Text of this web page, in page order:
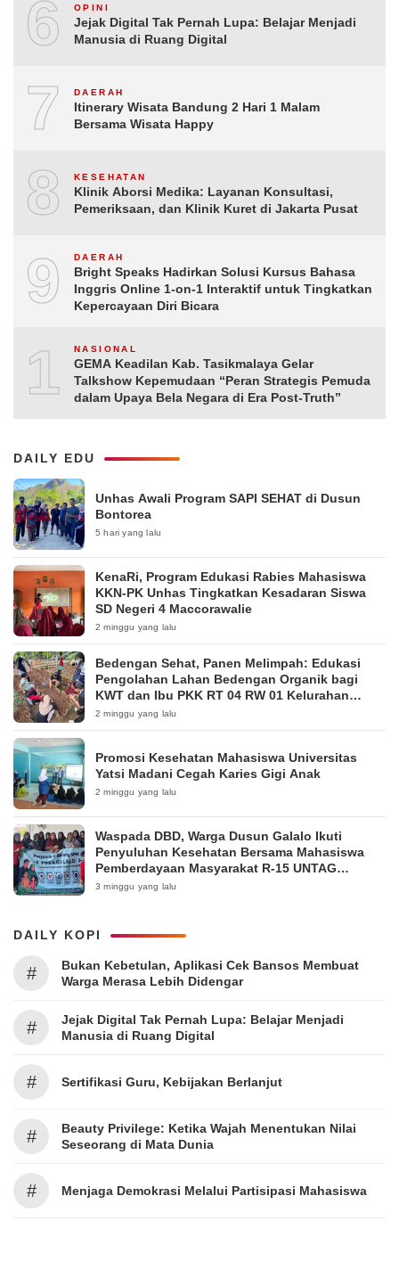
6 OPINI
Jejak Digital Tak Pernah Lupa: Belajar Menjadi
Manusia di Ruang Digital
7 DAERAH
Itinerary Wisata Bandung 2 Hari 1 Malam
Bersama Wisata Happy
8 KESEHATAN
Klinik Aborsi Medika: Layanan Konsultasi,
Pemeriksaan, dan Klinik Kuret di Jakarta Pusat
9 DAERAH
Bright Speaks Hadirkan Solusi Kursus Bahasa
Inggris Online 1-on-1 Interaktif untuk Tingkatkan
Kepercayaan Diri Bicara
10NASIONAL
GEMA Keadilan Kab. Tasikmalaya Gelar
Talkshow Kepemudaan “Peran Strategis Pemuda
dalam Upaya Bela Negara di Era Post-Truth”
DAILY EDU
Unhas Awali Program SAPI SEHAT di Dusun
Bontorea
5 hari yang lalu
KenaRi, Program Edukasi Rabies Mahasiswa
KKN-PK Unhas Tingkatkan Kesadaran Siswa
SD Negeri 4 Maccorawalie
2 minggu yang lalu
Bedengan Sehat, Panen Melimpah: Edukasi
Pengolahan Lahan Bedengan Organik bagi
KWT dan Ibu PKK RT 04 RW 01 Kelurahan
Pakintelan
2 minggu yang lalu
Promosi Kesehatan Mahasiswa Universitas
Yatsi Madani Cegah Karies Gigi Anak
2 minggu yang lalu
Waspada DBD, Warga Dusun Galalo Ikuti
Penyuluhan Kesehatan Bersama Mahasiswa
Pemberdayaan Masyarakat R-15 UNTAG
Surabaya 2026
3 minggu yang lalu
DAILY KOPI
#
Bukan Kebetulan, Aplikasi Cek Bansos Membuat
Warga Merasa Lebih Didengar
#
Jejak Digital Tak Pernah Lupa: Belajar Menjadi
Manusia di Ruang Digital
# Sertifikasi Guru, Kebijakan Berlanjut
#
Beauty Privilege: Ketika Wajah Menentukan Nilai
Seseorang di Mata Dunia
# Menjaga Demokrasi Melalui Partisipasi Mahasiswa